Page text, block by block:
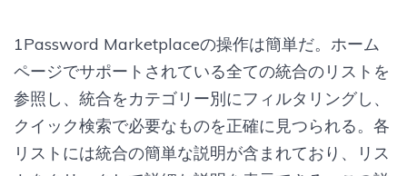
1Password Marketplaceの操作は簡単だ。ホーム
ページでサポートされている全ての統合のリストを
参照し、統合をカテゴリー別にフィルタリングし、
クイック検索で必要なものを正確に見つられる。各
リストには統合の簡単な説明が含まれており、リス